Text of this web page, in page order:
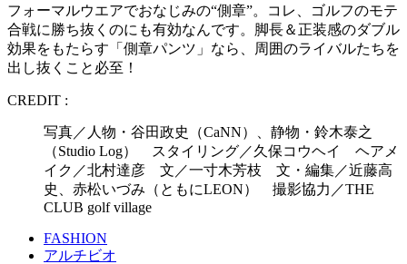
フォーマルウエアでおなじみの“側章”。コレ、ゴルフのモテ
合戦に勝ち抜くのにも有効なんです。脚長＆正装感のダブル
効果をもたらす「側章パンツ」なら、周囲のライバルたちを
出し抜くこと必至！
CREDIT :
写真／人物・谷田政史（CaNN）、静物・鈴木泰之
（Studio Log） スタイリング／久保コウヘイ ヘアメ
イク／北村達彦 文／一寸木芳枝 文・編集／近藤高
史、赤松いづみ（ともにLEON） 撮影協力／THE
CLUB golf village
FASHION
アルチビオ